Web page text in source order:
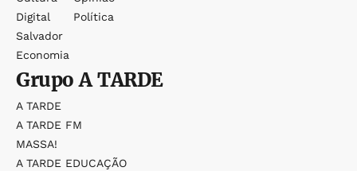
Digital
Salvador
Economia
Política
GrupoA TARDE
A TARDE
A TARDE FM
MASSA!
A TARDE EDUCAÇÃO